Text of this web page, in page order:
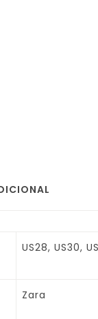
US28, US30,
Zara